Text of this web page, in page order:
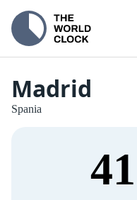
Madrid
Spania
41